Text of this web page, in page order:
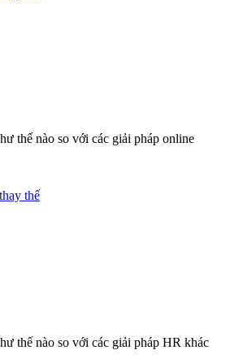
thế nào so với các giải pháp online
thế
thế nào so với các giải pháp HR khác